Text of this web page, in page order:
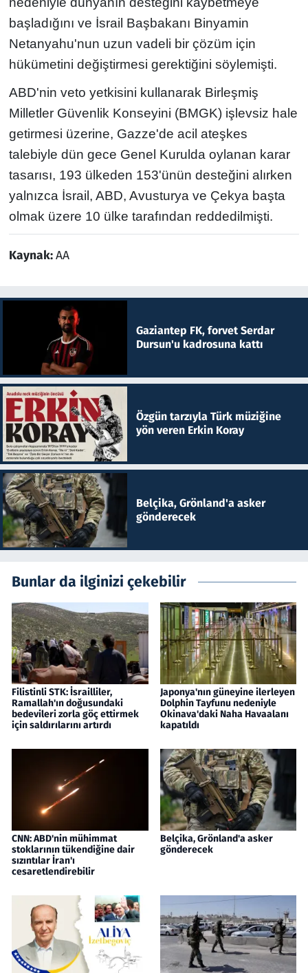
başladığını ve İsrail Başbakanı Binyamin
Netanyahu'nun uzun vadeli bir çözüm için
hükümetini değiştirmesi gerektiğini söylemişti.
ABD'nin veto yetkisini kullanarak Birleşmiş
Milletler Güvenlik Konseyini (BMGK) işlevsiz hale
getirmesi üzerine, Gazze'de acil ateşkes
talebiyle dün gece Genel Kurulda oylanan karar
tasarısı, 193 ülkeden 153'ünün desteğini alırken
yalnızca İsrail, ABD, Avusturya ve Çekya başta
olmak üzere 10 ülke tarafından reddedilmişti.
Kaynak:AA
Gaziantep FK, forvet Serdar
Dursun'u kadrosuna kattı
Özgün tarzıyla Türk müziğine
yön veren Erkin Koray
Belçika, Grönland'a asker
gönderecek
Bunlar da ilginizi çekebilir
Filistinli STK: İsrailliler,
Ramallah'ın doğusundaki
bedevileri zorla göç ettirmek
için saldırılarını artırdı
Japonya'nın güneyine ilerleyen
Dolphin Tayfunu nedeniyle
Okinava'daki Naha Havaalanı
kapatıldı
CNN: ABD'nin mühimmat
stoklarının tükendiğine dair
sızıntılar İran'ı
cesaretlendirebilir
Belçika, Grönland'a asker
gönderecek